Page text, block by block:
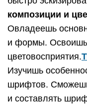
композиции и
Овладеешь
и формы. Освоишь
цветовосприятия.
Изучишь
шрифтов.
и составлять